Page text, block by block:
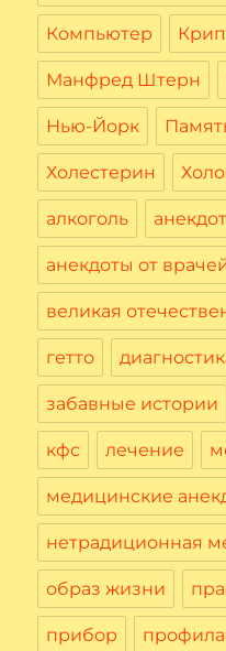
Компьютер
Манфред Штерн
Нью-Йорк
Холестерин
алкоголь
анекдоты от
великая
гетто
забавные истории
кфс лечение
медицинские
нетрадиционная
образ жизни
прибор